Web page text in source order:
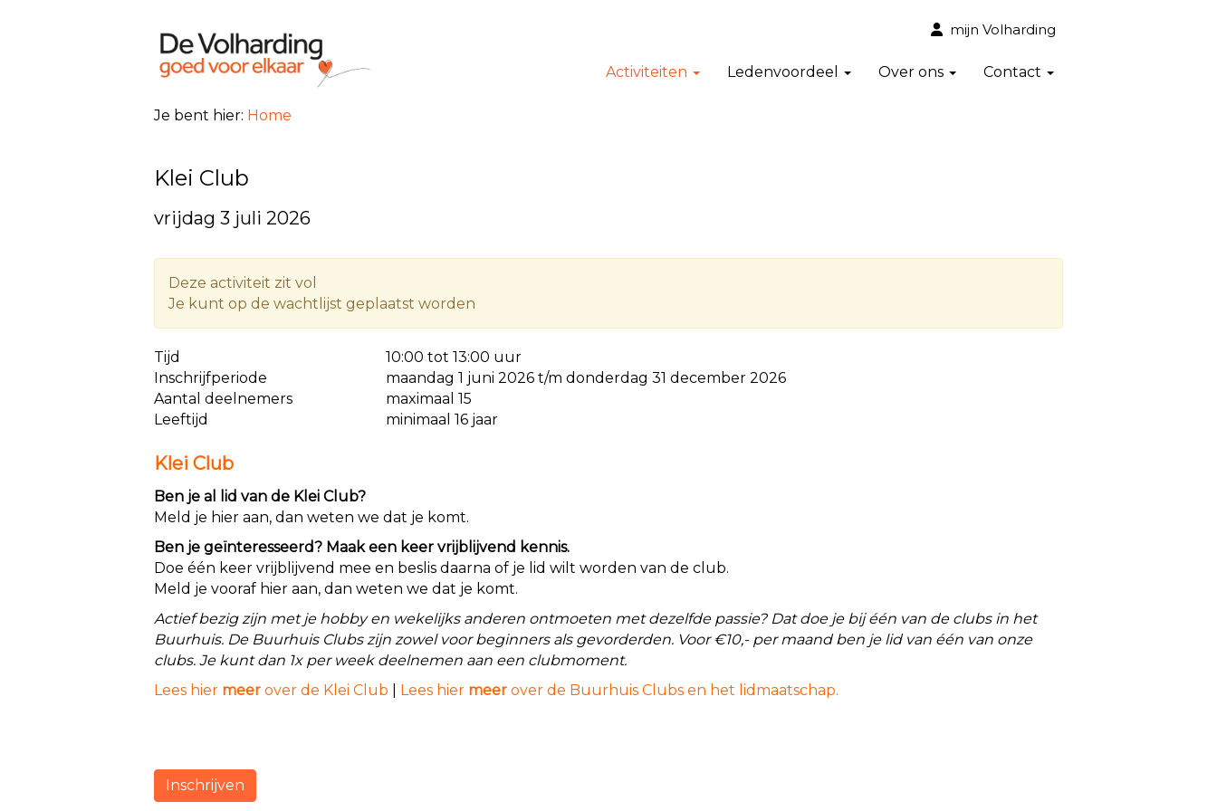
mijn Volharding
Activiteiten Ledenvoordeel Over ons Contact
Je bent hier: Home
Klei Club
vrijdag 3 juli 2026
Deze activiteit zit vol
Je kunt op de wachtlijst geplaatst worden
Tijd
10:00 tot 13:00 uur
Inschrijfperiode
maandag 1 juni 2026 t/m donderdag 31 december 2026
Aantal deelnemers
maximaal 15
Leeftijd
minimaal 16 jaar
Klei Club
Ben je al lid van de Klei Club?
Meld je hier aan, dan weten we dat je komt.
Ben je geïnteresseerd? Maak een keer vrijblijvend kennis.
Doe één keer vrijblijvend mee en beslis daarna of je lid wilt worden van de club.
Meld je vooraf hier aan, dan weten we dat je komt.
Actief bezig zijn met je hobby en wekelijks anderen ontmoeten met dezelfde passie? Dat doe je bij één van de clubs in het
Buurhuis. De Buurhuis Clubs zijn zowel voor beginners als gevorderden. Voor €10,- per maand ben je lid van één van onze
clubs. Je kunt dan 1x per week deelnemen aan een clubmoment.
Lees hier meer over de Klei Club Lees hier meer over de Buurhuis Clubs en het lidmaatschap.
Inschrijven